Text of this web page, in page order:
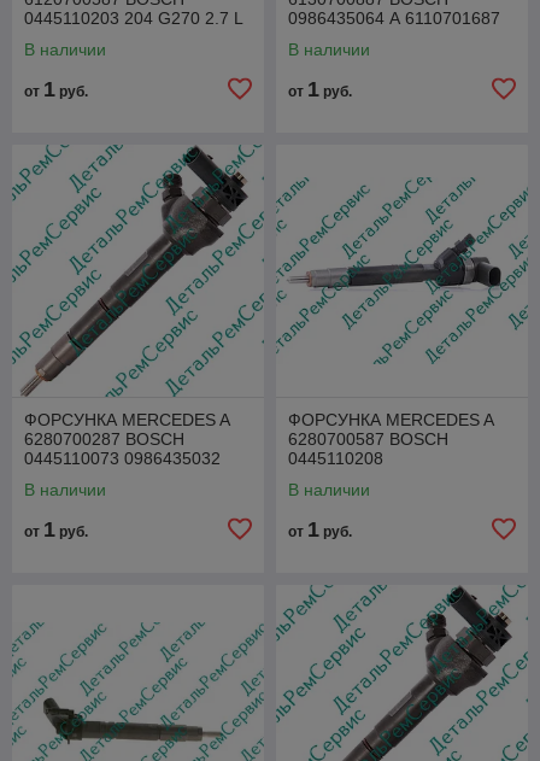
0445110203 204 G270 2.7 L
В наличии
от 1 руб.
0986435064 А 6110701687
В наличии
от 1 руб.
ФОРСУНКА MERCEDES A
6280700287 BOSCH
0445110073 0986435032
В наличии
от 1 руб.
ФОРСУНКА MERCEDES A
6280700587 BOSCH
0445110208
В наличии
от 1 руб.